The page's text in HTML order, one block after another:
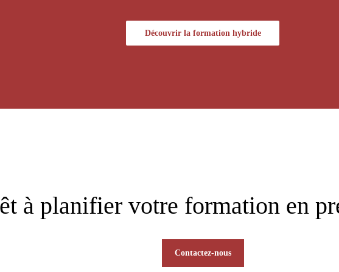
Découvrir la formation hybride
à planifier votre formation en
Contactez-nous